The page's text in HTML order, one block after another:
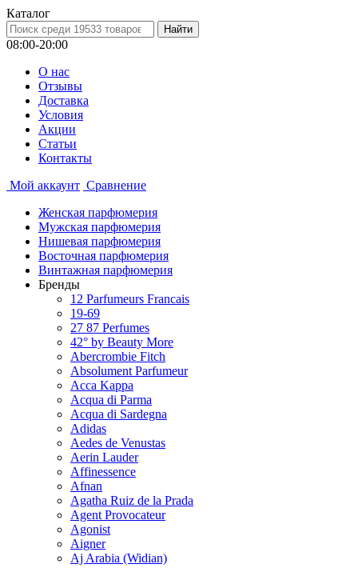
Каталог
08:00-20:00
О нас
Отзывы
Доставка
Условия
Aкции
Статьи
Контакты
Мой аккаунт Сравнение
Женская парфюмерия
Мужская парфюмерия
Нишевая парфюмерия
Восточная парфюмерия
Винтажная парфюмерия
Бренды
12 Parfumeurs Francais
19-69
27 87 Perfumes
42° by Beauty More
Abercrombie Fitch
Absolument Parfumeur
Acca Kappa
Acqua di Parma
Acqua di Sardegna
Adidas
Aedes de Venustas
Aerin Lauder
Affinessence
Afnan
Agatha Ruiz de la Prada
Agent Provocateur
Agonist
Aigner
Aj Arabia (Widian)